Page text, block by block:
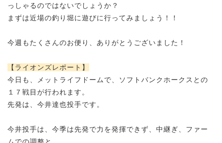
っしゃるのではないでしょうか？
まずは近場の釣り堀に遊びに行ってみましょう！！
今週もたくさんのお便り、ありがとうございました！
【ライオンズレポート】
今日も、メットライフドームで、
ソフトバンクホークスとの
１７戦目が行われます。
先発は、今井達也投手です。
今井投手は、今季は先発で力を発揮できず、 中継ぎ、ファー
ムでの調整と、